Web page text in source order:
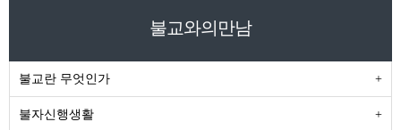
불교와의만남
불교란 무엇인가
불자신행생활